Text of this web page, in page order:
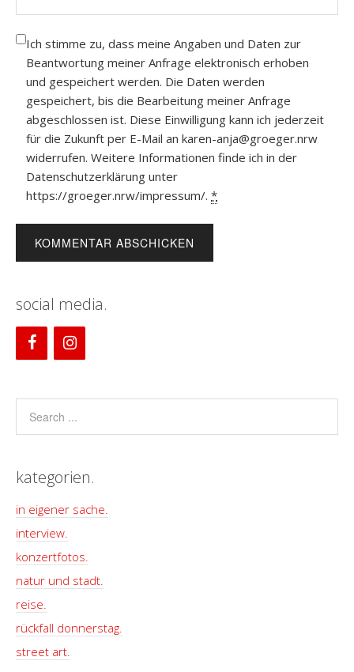
Ich stimme zu, dass meine Angaben und Daten zur
Beantwortung meiner Anfrage elektronisch erhoben
und gespeichert werden. Die Daten werden
gespeichert, bis die Bearbeitung meiner Anfrage
abgeschlossen ist. Diese Einwilligung kann ich jederzeit
für die Zukunft per E-Mail an karen-anja@groeger.nrw
widerrufen. Weitere Informationen finde ich in der
Datenschutzerklärung unter
https://groeger.nrw/impressum/. *
social media.
kategorien.
in eigener sache.
interview.
konzertfotos.
natur und stadt.
reise.
rückfall donnerstag.
street art.